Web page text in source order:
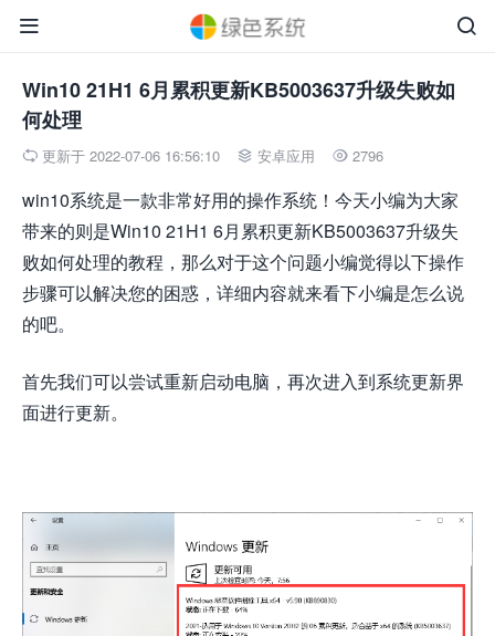


Win10 21H1 6月累积更新KB5003637升级失败如
何处理
 更新于 2022-07-06 16:56:10  安卓应用  2796
win10系统是一款非常好用的操作系统！今天小编为大家
带来的则是Win10 21H1 6月累积更新KB5003637升级失
败如何处理的教程，那么对于这个问题小编觉得以下操作
步骤可以解决您的困惑，详细内容就来看下小编是怎么说
的吧。
首先我们可以尝试重新启动电脑，再次进入到系统更新界
面进行更新。